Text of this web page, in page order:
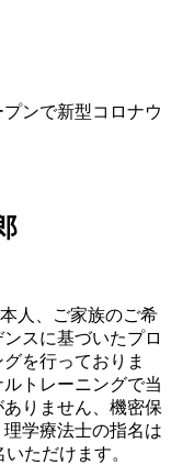
ンで新型コロナウ
人、ご家族のご希
スに基づいたプロ
を行っておりま
トレーニングで当
りません、機密保
学療法士の指名は
ただけます。